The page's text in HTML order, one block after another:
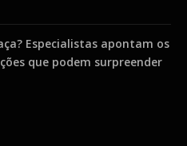
Especialistas apontam os
que podem surpreender